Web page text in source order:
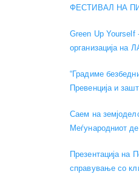
ФЕСТИВАЛ НА
Green Up Yourself
организација на
“Градиме
Превенција и
Саем на
Меѓународниот
Презентација на
справување со